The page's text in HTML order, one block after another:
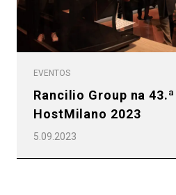
EVENTOS
Rancilio Group na
HostMilano 2023
5.09.2023
Todos
Produtos
Notícias
Descarregar